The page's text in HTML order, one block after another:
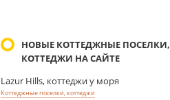
НОВЫЕ КОТТЕДЖНЫЕ ПОСЕЛКИ,
КОТТЕДЖИ НА САЙТЕ
Lazur Hills, коттеджи у моря
Коттеджные поселки, коттеджи